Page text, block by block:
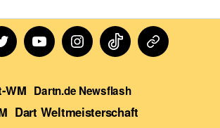
TwitterYoutubeInstagramTikTokDartn
WM Dartn.de Newsflash
Dart Weltmeisterschaft